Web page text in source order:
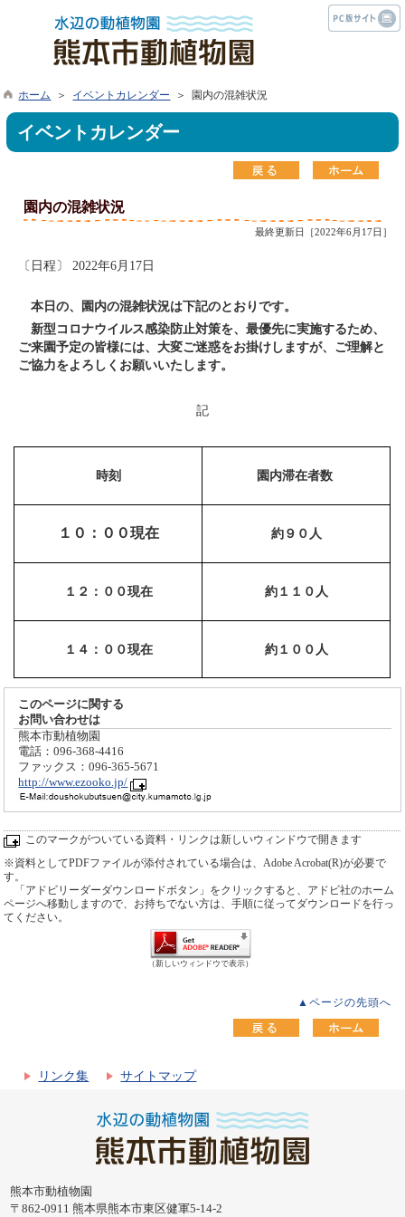
ホーム ＞ イベントカレンダー ＞ 園内の混雑状況
イベントカレンダー
園内の混雑状況
最終更新日［2022年6月17日］
〔日程〕 2022年6月17日
本日の、園内の混雑状況は下記のとおりです。
新型コロナウイルス感染防止対策を、最優先に実施するため、
ご来園予定の皆様には、大変ご迷惑をお掛けしますが、ご理解と
ご協力をよろしくお願いいたします。
記
時刻 園内滞在者数
１０：００現在 約９０人
１２：００現在 約１１０人
１４：００現在 約１００人
このページに関する
お問い合わせは
熊本市動植物園
電話：096-368-4416
ファックス：096-365-5671
http://www.ezooko.jp/
このマークがついている資料・リンクは新しいウィンドウで開きます
※資料としてPDFファイルが添付されている場合は、Adobe Acrobat(R)が必要で
す。
「アドビリーダーダウンロードボタン」をクリックすると、アドビ社のホーム
ページへ移動しますので、お持ちでない方は、手順に従ってダウンロードを行っ
てください。
（新しいウィンドウで表示）
▲ページの先頭へ
リンク集 サイトマップ
熊本市動植物園
〒862-0911 熊本県熊本市東区健軍5-14-2